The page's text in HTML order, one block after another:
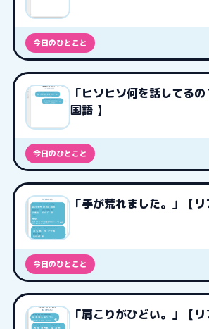
今日のひとこと
「ヒソヒソ何を話してる
国語 】
今日のひとこと
「手が荒れました。」【リ
今日のひとこと
「肩こりがひどい。」【リ